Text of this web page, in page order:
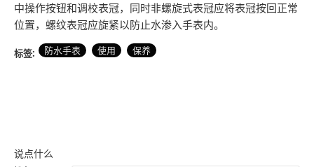
中操作按钮和调校表冠，同时非螺旋式表冠应将表冠按回正常
位置，螺纹表冠应旋紧以防止水渗入手表内。
标签: 防水手表 使用 保养
说点什么